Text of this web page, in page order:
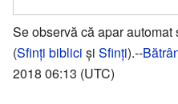
Se observă că apar
(Sfinți biblici și Sfinți).--
2018 06:13 (UTC)